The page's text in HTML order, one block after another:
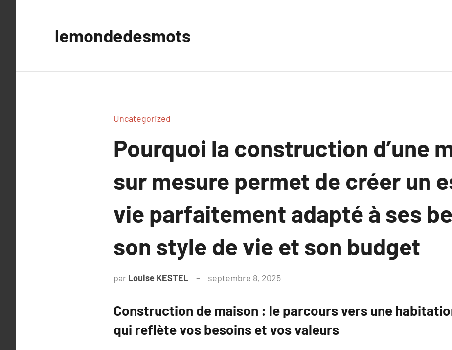
lemondedesmots
Uncategorized
Pourquoi la construction d’une
sur mesure permet de créer un
vie parfaitement adapté à ses
son style de vie et son budget
par Louise KESTEL septembre 8, 2025
Construction de maison : le parcours vers une
qui reflète vos besoins et vos valeurs